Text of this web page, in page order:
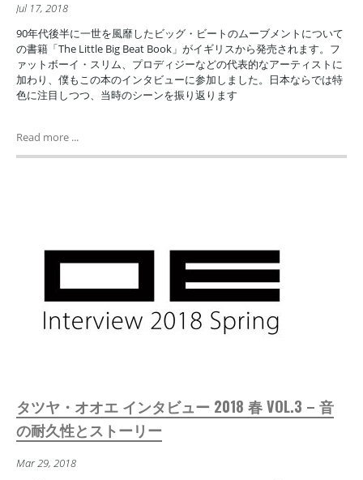
Jul 17, 2018
90年代後半に一世を風靡したビッグ・ビートのムーブメントについて
の書籍「The Little Big Beat Book」がイギリスから発売されます。フ
ァットボーイ・スリム、プロディジーなどの代表的なアーティストに
加わり、僕もこの本のインタビューに参加しました。日本ならでは特
色に注目しつつ、当時のシーンを振り返ります
Read more ...
タツヤ・オオエ インタビュー 2018 春 VOL.3 – 音
の耐久性とストーリー
Mar 29, 2018